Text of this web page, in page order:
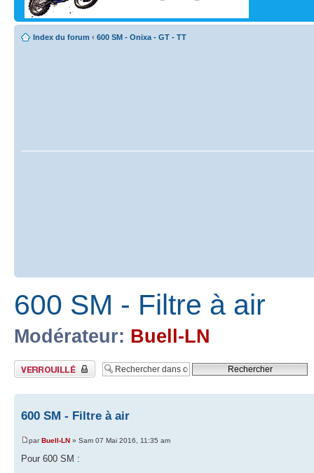
Index du forum ‹ 600 SM - Onixa - GT - TT
600 SM - Filtre à air
Modérateur: Buell-LN
Sujet verrouillé
600 SM - Filtre à air
parBuell-LN » Sam 07 Mai 2016, 11:35 am
Pour 600 SM :